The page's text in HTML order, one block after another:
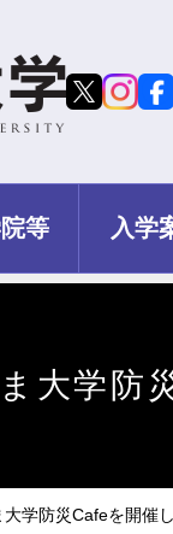
等 入学
大学防
学防災Cafeを開催